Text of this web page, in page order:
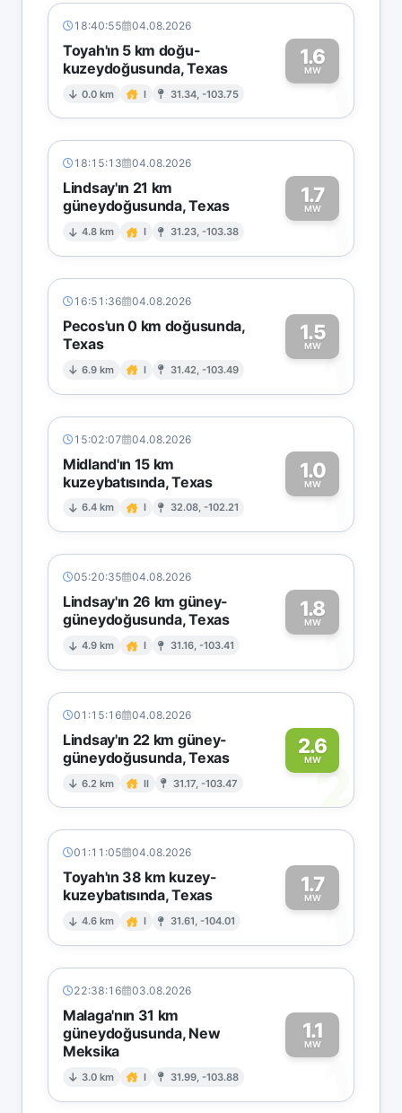
18:40:55 04.08.2026
Toyah'ın 5 km doğu-
kuzeydoğusunda, Texas
0.0 km I 31.34, -103.75
1.6
MW1
18:15:13 04.08.2026
Lindsay'ın 21 km
güneydoğusunda, Texas
4.8 km I 31.23, -103.38
1.7
MW1
16:51:36 04.08.2026
Pecos'un 0 km doğusunda,
Texas
6.9 km I 31.42, -103.49
1.5
MW1
15:02:07 04.08.2026
Midland'ın 15 km
kuzeybatısında, Texas
6.4 km I 32.08, -102.21
1.0
MW1
05:20:35 04.08.2026
Lindsay'ın 26 km güney-
güneydoğusunda, Texas
4.9 km I 31.16, -103.41
1.8
MW1
01:15:16 04.08.2026
Lindsay'ın 22 km güney-
güneydoğusunda, Texas
6.2 km II 31.17, -103.47
2.6
MW2
01:11:05 04.08.2026
Toyah'ın 38 km kuzey-
kuzeybatısında, Texas
4.6 km I 31.61, -104.01
1.7
MW1
22:38:16 03.08.2026
Malaga'nın 31 km
güneydoğusunda, New
Meksika
3.0 km I 31.99, -103.88
1.1
MW
1